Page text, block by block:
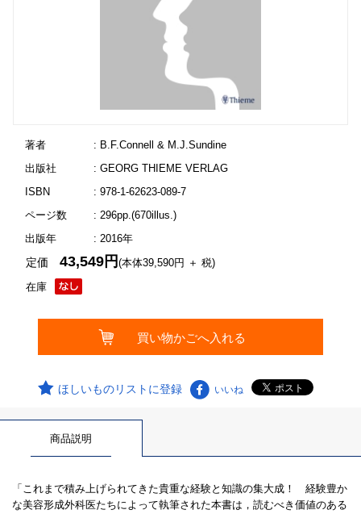
著者
: B.F.Connell & M.J.Sundine
出版社
: GEORG THIEME VERLAG
ISBN
: 978-1-62623-089-7
ページ数
: 296pp.(670illus.)
出版年
: 2016年
在庫
定価43,549円(本体39,590円 ＋ 税)
ほしいものリストに登録 いいね
商品説明
「これまで積み上げられてきた貴重な経験と知識の集大成！ 経験豊か
な美容形成外科医たちによって執筆された本書は，読むべき価値のある